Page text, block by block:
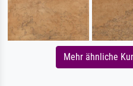
Mehr ähnliche